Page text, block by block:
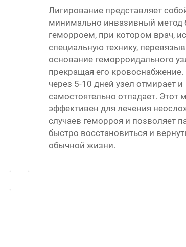
Лигирование представляет
минимально инвазивный метод
геморроем, при котором врач,
специальную технику,
основание геморроидального
прекращая его
через 5-10 дней узел отмирает и
самостоятельно отпадает. Этот
эффективен для лечения
случаев геморроя и позволяет
быстро восстановиться и
обычной жизни.